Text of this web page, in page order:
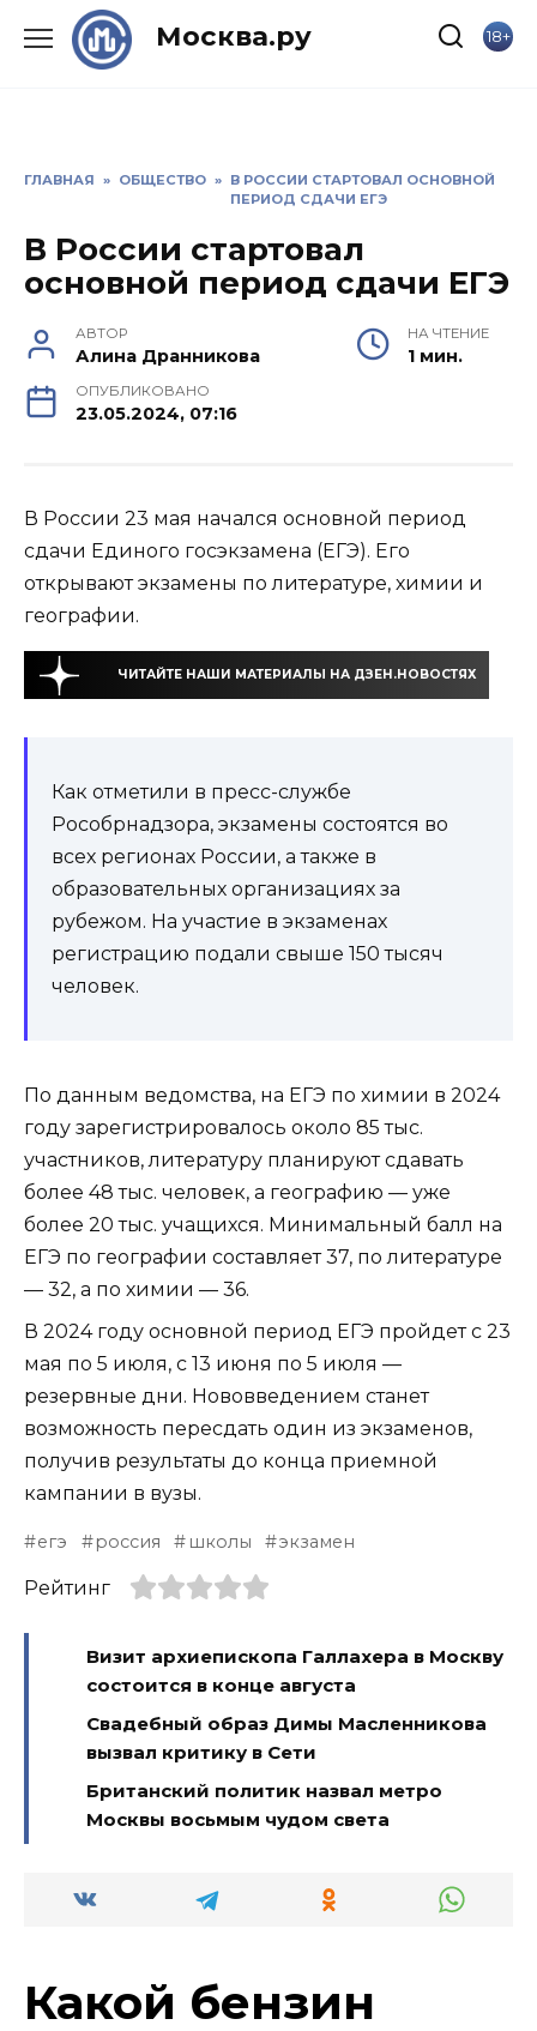
Москва.ру 18+
ГЛАВНАЯ » ОБЩЕСТВО » В РОССИИ СТАРТОВАЛ ОСНОВНОЙ
ПЕРИОД СДАЧИ ЕГЭ
В России стартовал
основной период сдачи ЕГЭ
АВТОР
Алина Дранникова
НА ЧТЕНИЕ
1 мин.
ОПУБЛИКОВАНО
23.05.2024, 07:16
В России 23 мая начался основной период
сдачи Единого госэкзамена (ЕГЭ). Его
открывают экзамены по литературе, химии и
географии.
ЧИТАЙТЕ НАШИ МАТЕРИАЛЫ НА ДЗЕН.НОВОСТЯХ
Как отметили в пресс-службе
Рособрнадзора, экзамены состоятся во
всех регионах России, а также в
образовательных организациях за
рубежом. На участие в экзаменах
регистрацию подали свыше 150 тысяч
человек.
По данным ведомства, на ЕГЭ по химии в 2024
году зарегистрировалось около 85 тыс.
участников, литературу планируют сдавать
более 48 тыс. человек, а географию — уже
более 20 тыс. учащихся. Минимальный балл на
ЕГЭ по географии составляет 37, по литературе
— 32, а по химии — 36.
В 2024 году основной период ЕГЭ пройдет с 23
мая по 5 июля, с 13 июня по 5 июля —
резервные дни. Нововведением станет
возможность пересдать один из экзаменов,
получив результаты до конца приемной
кампании в вузы.
егэ россия школы экзамен
Рейтинг
Визит архиепископа Галлахера в Москву
состоится в конце августа
Свадебный образ Димы Масленникова
вызвал критику в Сети
Британский политик назвал метро
Москвы восьмым чудом света
Какой бензин